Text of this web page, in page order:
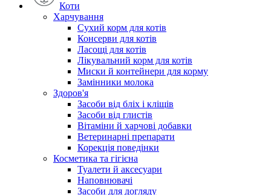
Коти
Харчування
Сухий корм для котів
Консерви для котів
Ласощі для котів
Лікувальний корм для котів
Миски й контейнери для корму
Замінники молока
Здоров'я
Засоби від бліх і кліщів
Засоби від глистів
Вітаміни й харчові добавки
Ветеринарні препарати
Корекція поведінки
Косметика та гігієна
Туалети й аксесуари
Наповнювачі
Засоби для догляду